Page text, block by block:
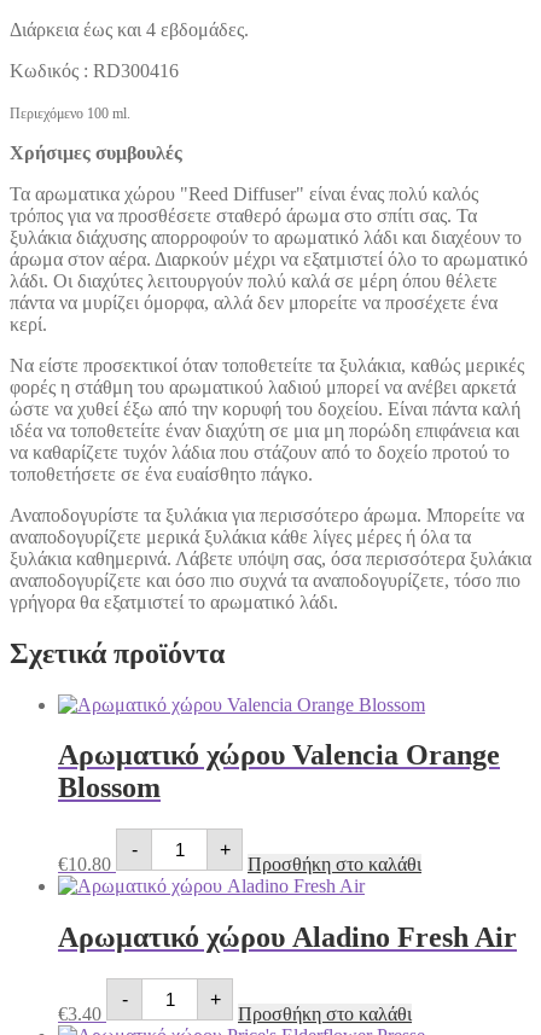
Διάρκεια έως και 4 εβδομάδες.
Kωδικός : RD300416
Περιεχόμενο 100 ml.
Χρήσιμες συμβουλές
Τα αρωματικα χώρου "Reed Diffuser" είναι ένας πολύ καλός
τρόπος για να προσθέσετε σταθερό άρωμα στο σπίτι σας. Τα
ξυλάκια διάχυσης απορροφούν το αρωματικό λάδι και διαχέουν το
άρωμα στον αέρα. Διαρκούν μέχρι να εξατμιστεί όλο το αρωματικό
λάδι. Οι διαχύτες λειτουργούν πολύ καλά σε μέρη όπου θέλετε
πάντα να μυρίζει όμορφα, αλλά δεν μπορείτε να προσέχετε ένα
κερί.
Να είστε προσεκτικοί όταν τοποθετείτε τα ξυλάκια, καθώς μερικές
φορές η στάθμη του αρωματικού λαδιού μπορεί να ανέβει αρκετά
ώστε να χυθεί έξω από την κορυφή του δοχείου. Είναι πάντα καλή
ιδέα να τοποθετείτε έναν διαχύτη σε μια μη πορώδη επιφάνεια και
να καθαρίζετε τυχόν λάδια που στάζουν από το δοχείο προτού το
τοποθετήσετε σε ένα ευαίσθητο πάγκο.
Αναποδογυρίστε τα ξυλάκια για περισσότερο άρωμα. Μπορείτε να
αναποδογυρίζετε μερικά ξυλάκια κάθε λίγες μέρες ή όλα τα
ξυλάκια καθημερινά. Λάβετε υπόψη σας, όσα περισσότερα ξυλάκια
αναποδογυρίζετε και όσο πιο συχνά τα αναποδογυρίζετε, τόσο πιο
γρήγορα θα εξατμιστεί το αρωματικό λάδι.
Σχετικά προϊόντα
Αρωματικό χώρου Valencia Orange
Blossom
€10.80
-
Αρωματικό
χώρου
Valencia
Orange
ποσότητα
+
Προσθήκη στο καλάθι
Αρωματικό χώρου Aladino Fresh Air
€3.40
-
Αρωματικό
χώρου
Aladino
+
Προσθήκη στο καλάθι